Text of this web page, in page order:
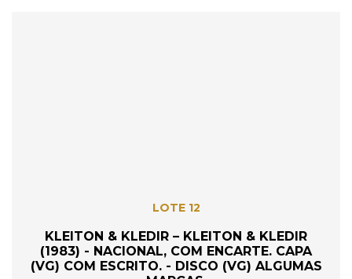
LOTE 12
KLEITON & KLEDIR – KLEITON & KLEDIR
(1983) - NACIONAL, COM ENCARTE. CAPA
(VG) COM ESCRITO. - DISCO (VG) ALGUMAS